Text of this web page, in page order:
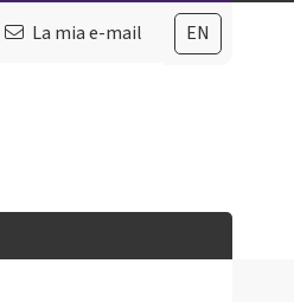
EN
La mia e-mail